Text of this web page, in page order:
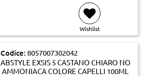
Wishlist
Codice: 8057007302042
ABSTYLE EXSIS 5 CASTANO CHIARO NO
AMMONIACA COLORE CAPELLI 100ML